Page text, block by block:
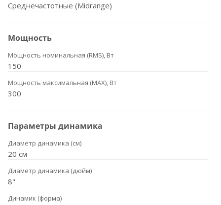
Среднечастотные (Midrange)
Мощность
Мощность номинальная (RMS), Вт
150
Мощность максимальная (MAX), Вт
300
Параметры динамика
Диаметр динамика (см)
20 см
Диаметр динамика (дюйм)
8"
Динамик (форма)